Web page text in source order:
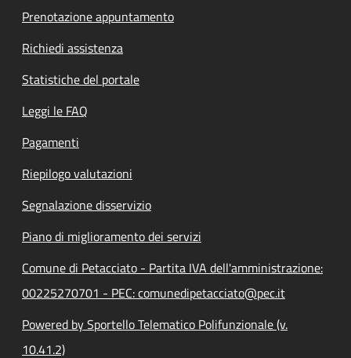
Prenotazione appuntamento
Richiedi assistenza
Statistiche del portale
Leggi le FAQ
Pagamenti
Riepilogo valutazioni
Segnalazione disservizio
Piano di miglioramento dei servizi
Comune di Petacciato - Partita IVA dell'amministrazione:
00225270701 - PEC: comunedipetacciato@pec.it
Powered by Sportello Telematico Polifunzionale (v.
10.41.2)